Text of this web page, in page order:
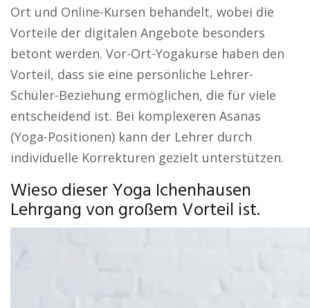
Ort und Online-Kursen behandelt, wobei die
Vorteile der digitalen Angebote besonders
betont werden. Vor-Ort-Yogakurse haben den
Vorteil, dass sie eine persönliche Lehrer-
Schüler-Beziehung ermöglichen, die für viele
entscheidend ist. Bei komplexeren Asanas
(Yoga-Positionen) kann der Lehrer durch
individuelle Korrekturen gezielt unterstützen.
Wieso dieser Yoga Ichenhausen
Lehrgang von großem Vorteil ist.